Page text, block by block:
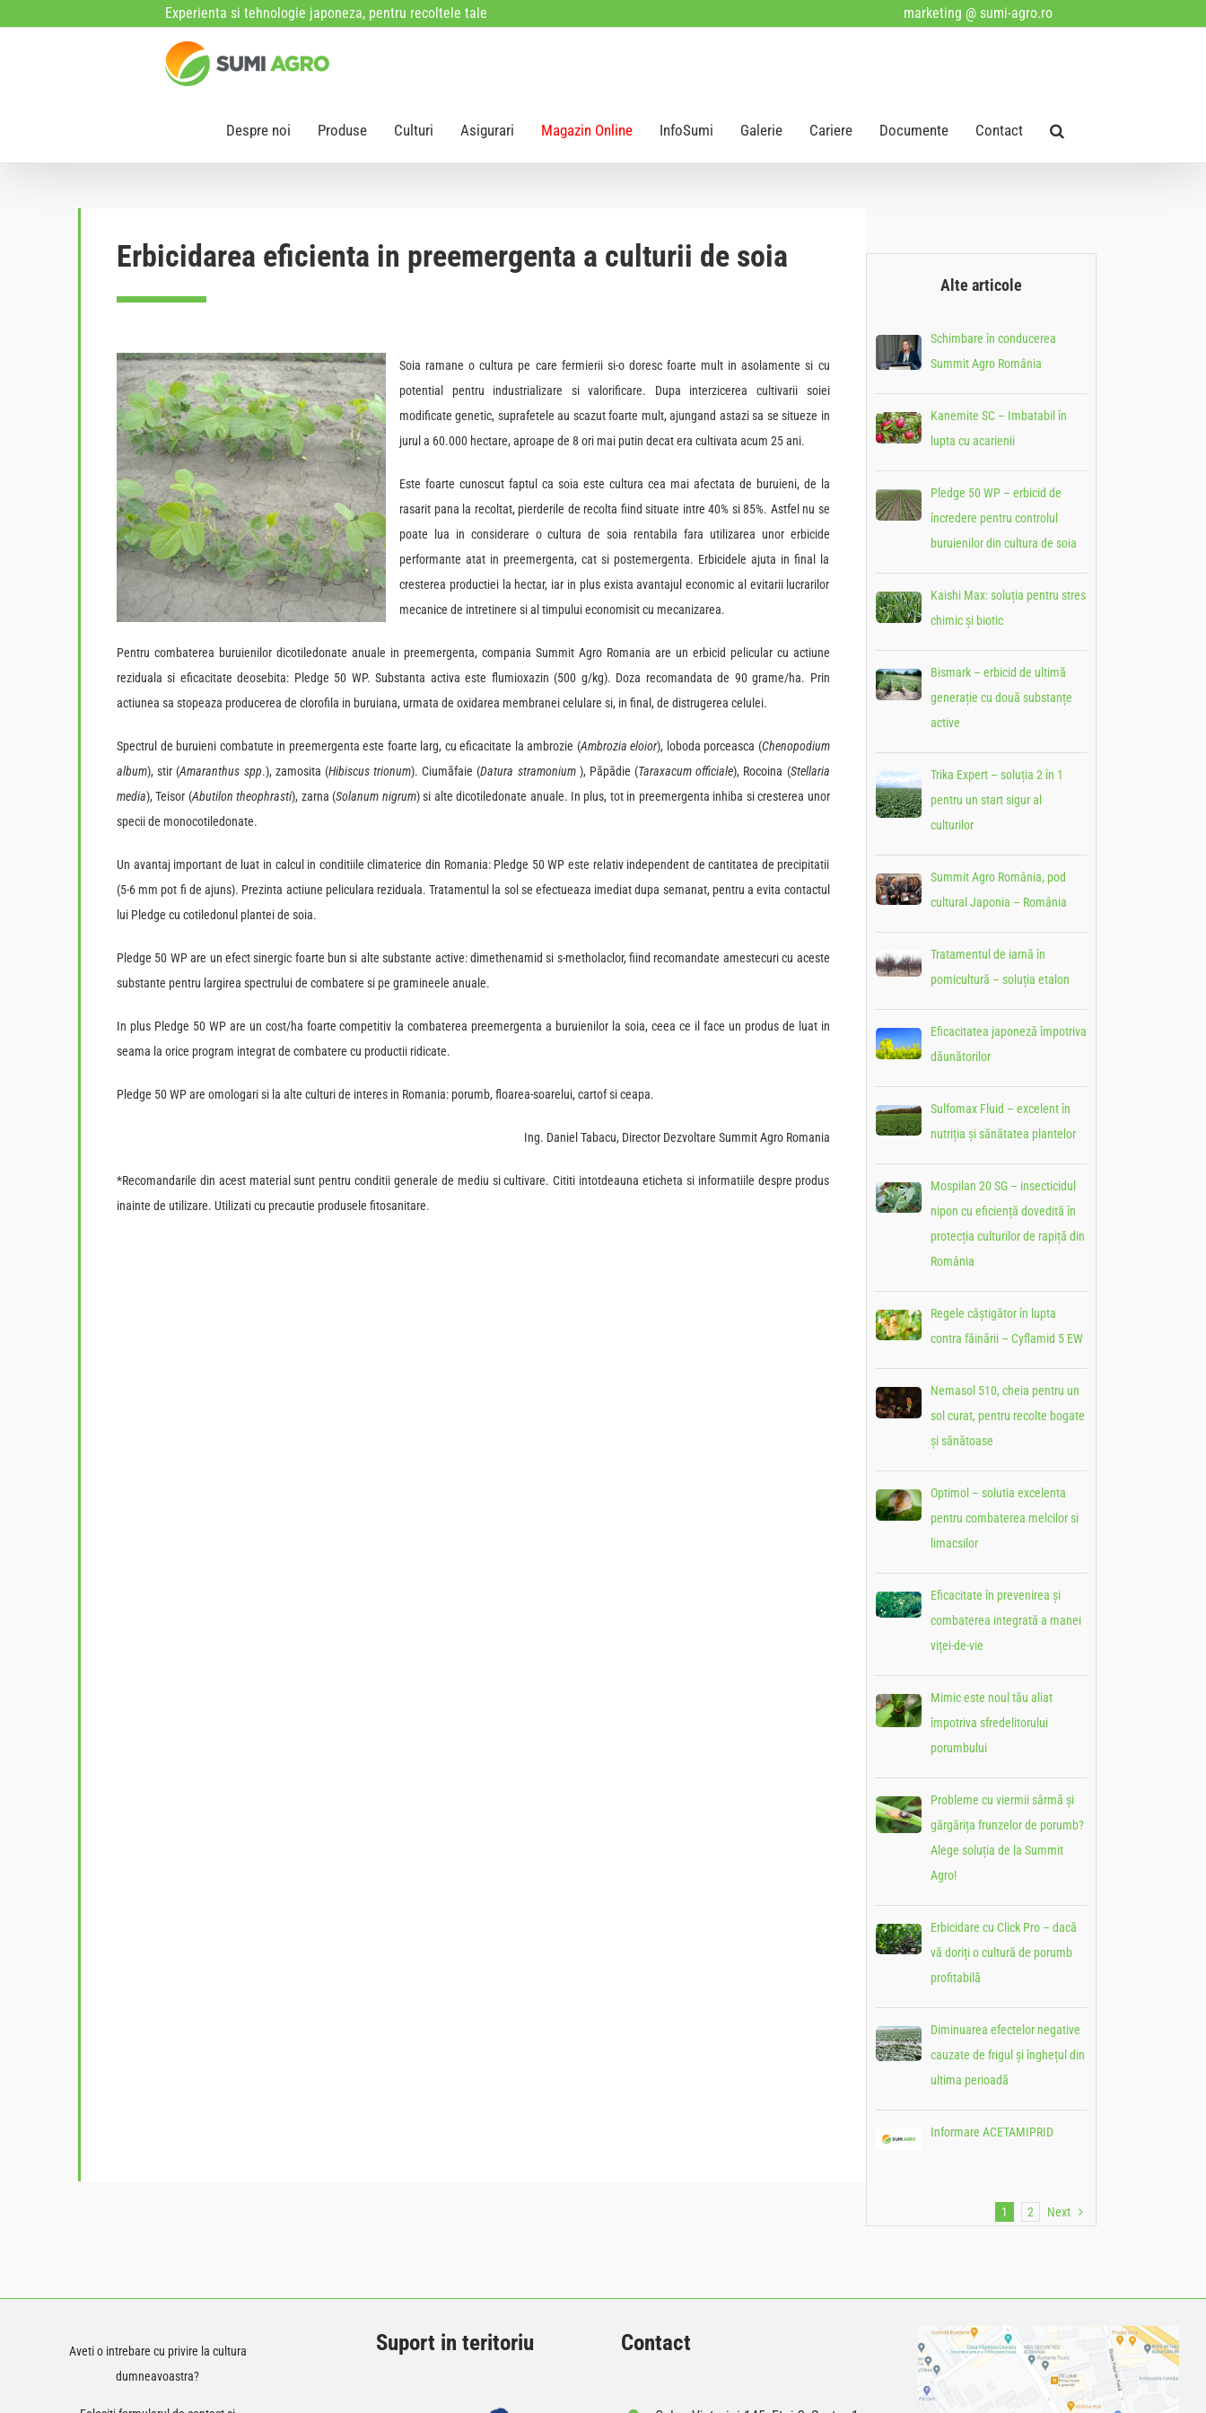
Experienta si tehnologie japoneza, pentru recoltele tale marketing @ sumi-agro.ro
Despre noi Produse Culturi Asigurari Magazin Online InfoSumi Galerie Cariere Documente Contact
Erbicidarea eficienta in preemergenta a culturii de soia
Soia ramane o cultura pe care fermierii si-o doresc foarte mult in asolamente si cu
potential pentru industrializare si valorificare. Dupa interzicerea cultivarii soiei
modificate genetic, suprafetele au scazut foarte mult, ajungand astazi sa se situeze in
jurul a 60.000 hectare, aproape de 8 ori mai putin decat era cultivata acum 25 ani.
Este foarte cunoscut faptul ca soia este cultura cea mai afectata de buruieni, de la
rasarit pana la recoltat, pierderile de recolta fiind situate intre 40% si 85%. Astfel nu se
poate lua in considerare o cultura de soia rentabila fara utilizarea unor erbicide
performante atat in preemergenta, cat si postemergenta. Erbicidele ajuta in final la
cresterea productiei la hectar, iar in plus exista avantajul economic al evitarii lucrarilor
mecanice de intretinere si al timpului economisit cu mecanizarea.
Pentru combaterea buruienilor dicotiledonate anuale in preemergenta, compania Summit Agro Romania are un erbicid pelicular cu actiune
reziduala si eficacitate deosebita: Pledge 50 WP. Substanta activa este flumioxazin (500 g/kg). Doza recomandata de 90 grame/ha. Prin
actiunea sa stopeaza producerea de clorofila in buruiana, urmata de oxidarea membranei celulare si, in final, de distrugerea celulei.
Spectrul de buruieni combatute in preemergenta este foarte larg, cu eficacitate la ambrozie (Ambrozia eloior), loboda porceasca (Chenopodium
album), stir (Amaranthus spp.), zamosita (Hibiscus trionum). Ciumăfaie (Datura stramonium), Păpădie (Taraxacum officiale), Rocoina (Stellaria
media), Teisor (Abutilon theophrasti), zarna (Solanum nigrum) si alte dicotiledonate anuale. In plus, tot in preemergenta inhiba si cresterea unor
specii de monocotiledonate.
Un avantaj important de luat in calcul in conditiile climaterice din Romania: Pledge 50 WP este relativ independent de cantitatea de precipitatii
(5-6 mm pot fi de ajuns). Prezinta actiune peliculara reziduala. Tratamentul la sol se efectueaza imediat dupa semanat, pentru a evita contactul
lui Pledge cu cotiledonul plantei de soia.
Pledge 50 WP are un efect sinergic foarte bun si alte substante active: dimethenamid si s-metholaclor, fiind recomandate amestecuri cu aceste
substante pentru largirea spectrului de combatere si pe gramineele anuale.
In plus Pledge 50 WP are un cost/ha foarte competitiv la combaterea preemergenta a buruienilor la soia, ceea ce il face un produs de luat in
seama la orice program integrat de combatere cu productii ridicate.
Pledge 50 WP are omologari si la alte culturi de interes in Romania: porumb, floarea-soarelui, cartof si ceapa.
Ing. Daniel Tabacu, Director Dezvoltare Summit Agro Romania
*Recomandarile din acest material sunt pentru conditii generale de mediu si cultivare. Cititi intotdeauna eticheta si informatiile despre produs
inainte de utilizare. Utilizati cu precautie produsele fitosanitare.
Alte articole
Schimbare în conducerea
Summit Agro România
Kanemite SC – Imbatabil în
lupta cu acarienii
Pledge 50 WP – erbicid de
încredere pentru controlul
buruienilor din cultura de soia
Kaishi Max: soluția pentru stres
chimic și biotic
Bismark – erbicid de ultimă
generație cu două substanțe
active
Trika Expert – soluția 2 în 1
pentru un start sigur al
culturilor
Summit Agro România, pod
cultural Japonia – România
Tratamentul de iarnă în
pomicultură – soluția etalon
Eficacitatea japoneză împotriva
dăunătorilor
Sulfomax Fluid – excelent în
nutriția și sănătatea plantelor
Mospilan 20 SG – insecticidul
nipon cu eficiență dovedită în
protecția culturilor de rapiță din
România
Regele câștigător în lupta
contra făinării – Cyflamid 5 EW
Nemasol 510, cheia pentru un
sol curat, pentru recolte bogate
și sănătoase
Optimol – solutia excelenta
pentru combaterea melcilor si
limacsilor
Eficacitate în prevenirea și
combaterea integrată a manei
viței-de-vie
Mimic este noul tău aliat
împotriva sfredelitorului
porumbului
Probleme cu viermii sârmă și
gărgărița frunzelor de porumb?
Alege soluția de la Summit
Agro!
Erbicidare cu Click Pro – dacă
vă doriți o cultură de porumb
profitabilă
Diminuarea efectelor negative
cauzate de frigul și înghețul din
ultima perioadă
Informare ACETAMIPRID
1 2 Next
Aveti o intrebare cu privire la cultura
dumneavoastra?
Suport in teritoriu Contact